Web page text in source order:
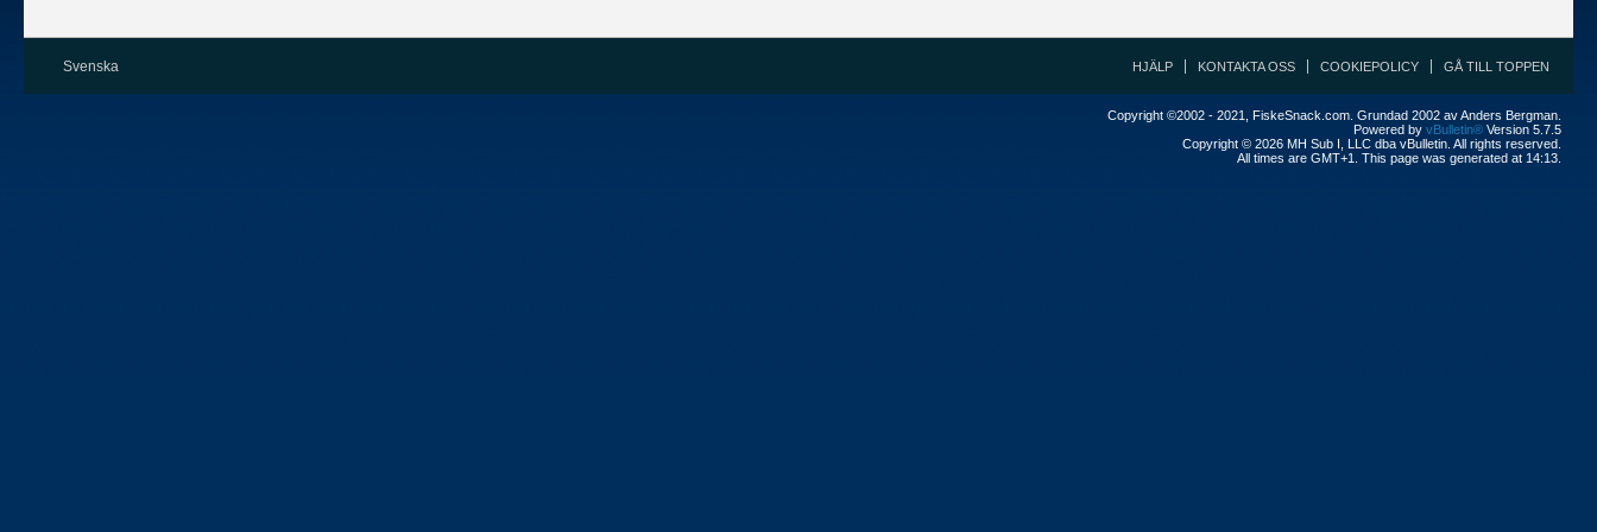
Svenska HJÄLP KONTAKTA OSS COOKIEPOLICY GÅ TILL TOPPEN
Copyright ©2002 - 2021, FiskeSnack.com. Grundad 2002 av Anders Bergman.
Powered by vBulletin® Version 5.7.5
Copyright © 2026 MH Sub I, LLC dba vBulletin. All rights reserved.
All times are GMT+1. This page was generated at 14:13.